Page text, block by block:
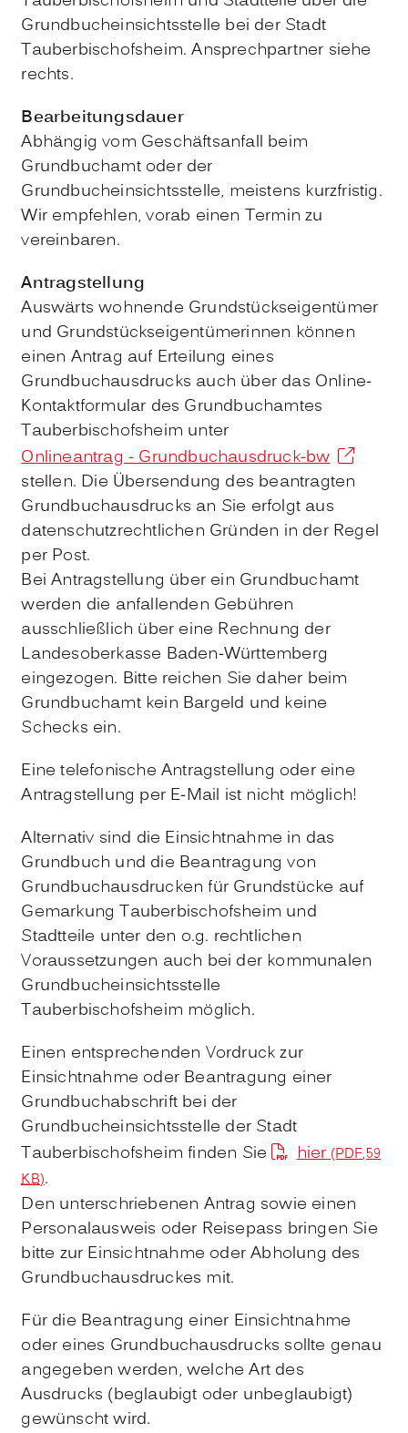
Grundbucheinsichtsstelle bei der Stadt
Tauberbischofsheim. Ansprechpartner siehe
rechts.
Bearbeitungsdauer
Abhängig vom Geschäftsanfall beim
Grundbuchamt oder der
Grundbucheinsichtsstelle, meistens kurzfristig.
Wir empfehlen, vorab einen Termin zu
vereinbaren.
Antragstellung
Auswärts wohnende Grundstückseigentümer
und Grundstückseigentümerinnen können
einen Antrag auf Erteilung eines
Grundbuchausdrucks auch über das Online-
Kontaktformular des Grundbuchamtes
Tauberbischofsheim unter
Onlineantrag - Grundbuchausdruck-bw
stellen. Die Übersendung des beantragten
Grundbuchausdrucks an Sie erfolgt aus
datenschutzrechtlichen Gründen in der Regel
per Post.
Bei Antragstellung über ein Grundbuchamt
werden die anfallenden Gebühren
ausschließlich über eine Rechnung der
Landesoberkasse Baden-Württemberg
eingezogen. Bitte reichen Sie daher beim
Grundbuchamt kein Bargeld und keine
Schecks ein.
Eine telefonische Antragstellung oder eine
Antragstellung per E-Mail ist nicht möglich!
Alternativ sind die Einsichtnahme in das
Grundbuch und die Beantragung von
Grundbuchausdrucken für Grundstücke auf
Gemarkung Tauberbischofsheim und
Stadtteile unter den o.g. rechtlichen
Voraussetzungen auch bei der kommunalen
Grundbucheinsichtsstelle
Tauberbischofsheim möglich.
Einen entsprechenden Vordruck zur
Einsichtnahme oder Beantragung einer
Grundbuchabschrift bei der
Grundbucheinsichtsstelle der Stadt
Tauberbischofsheim finden Sie
hier(PDF,59
KB).
Den unterschriebenen Antrag sowie einen
Personalausweis oder Reisepass bringen Sie
bitte zur Einsichtnahme oder Abholung des
Grundbuchausdruckes mit.
Für die Beantragung einer Einsichtnahme
oder eines Grundbuchausdrucks sollte genau
angegeben werden, welche Art des
Ausdrucks (beglaubigt oder unbeglaubigt)
gewünscht wird.